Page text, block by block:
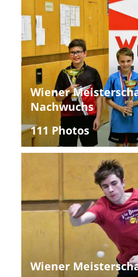
Wiener
Nachwuchs
111 Photos
Wiener